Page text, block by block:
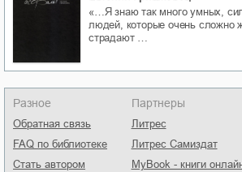
«…Я знаю так много умных,
людей, которые очень сложно
страдают …
Разное
Обратная связь
FAQ по библиотеке
Стать автором
Партнеры
Литрес
Литрес Самиздат
MyBook - книги